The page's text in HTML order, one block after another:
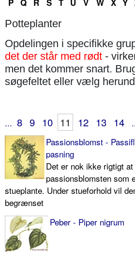
Potteplanter
Opdelingen i specifikke
det der står med rødt -
men det kommer snart.
søgefeltet eller vælg
... 8 9 10 11 12 13 14
Passionsblomst -
pasning
Det er nok ikke rigtigt
passionsblomsten som
stueplante. Under stueforhold vil
begrænset
Peber - Piper nigrum